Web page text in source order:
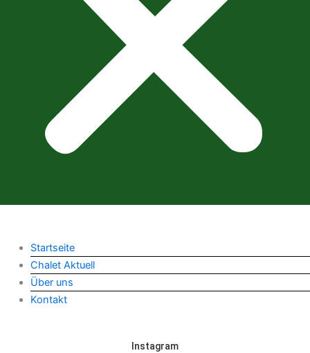
Startseite
Chalet Aktuell
Über uns
Kontakt
Instagram